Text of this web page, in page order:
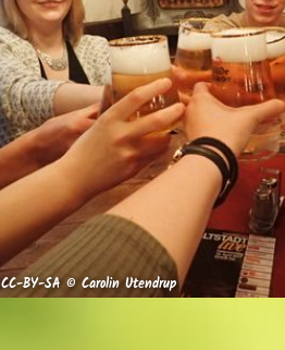
CC-BY-SA © Carolin Utendrup